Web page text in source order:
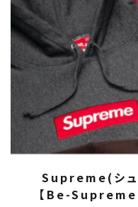
Supreme(シュ
【Be-